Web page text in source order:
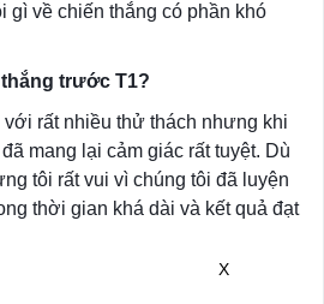
gì về chiến thắng có phần khó
trước T1?
rất nhiều thử thách nhưng khi
mang lại cảm giác rất tuyệt. Dù
tôi rất vui vì chúng tôi đã luyện
thời gian khá dài và kết quả đạt
X